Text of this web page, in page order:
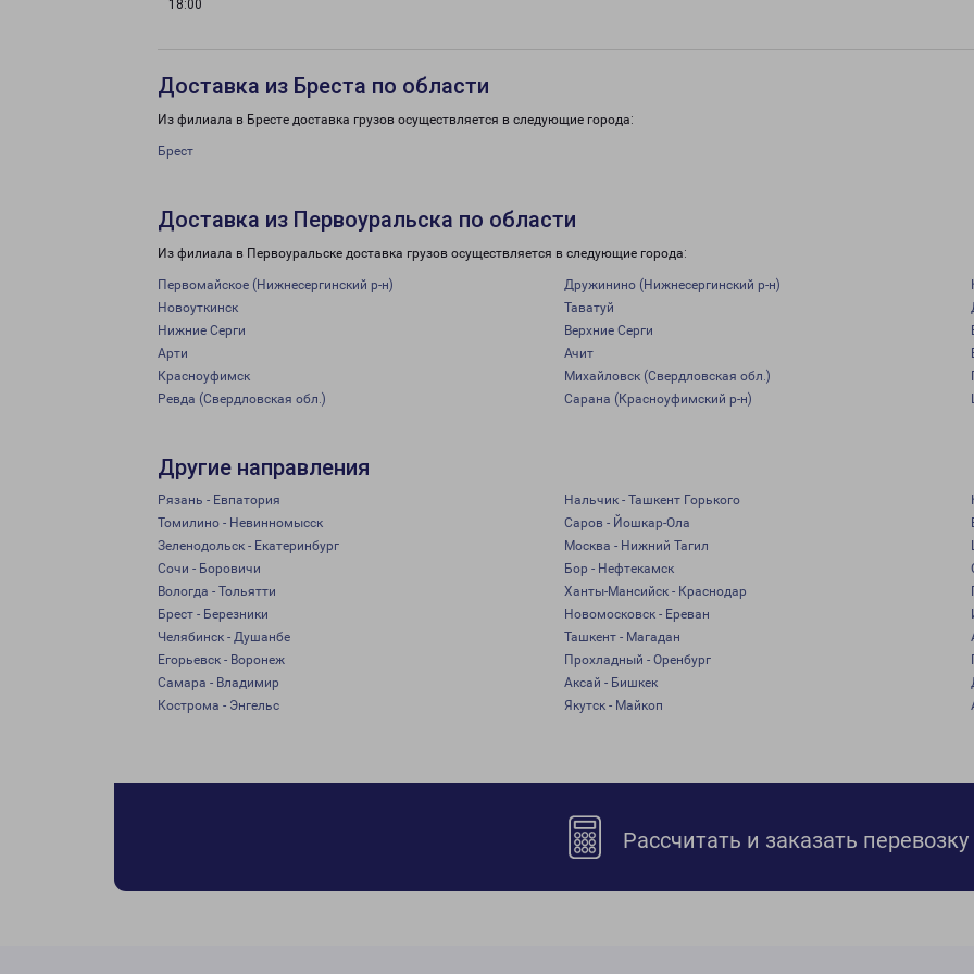
18:00
Доставка из Бреста по области
Из филиала в Бресте доставка грузов осуществляется в следующие города:
Брест
Доставка из Первоуральска по области
Из филиала в Первоуральске доставка грузов осуществляется в следующие города:
Первомайское (Нижнесергинский р-н) Дружинино (Нижнесергинский р-н)
Новоуткинск
Таватуй
Нижние Серги
Верхние Серги
Арти
Ачит
Красноуфимск
Михайловск (Свердловская обл.)
Ревда (Свердловская обл.)
Сарана (Красноуфимский р-н)
Другие направления
Рязань - Евпатория Нальчик - Ташкент Горького
Томилино - Невинномысск
Саров - Йошкар-Ола
Зеленодольск - Екатеринбург
Москва - Нижний Тагил
Сочи - Боровичи
Бор - Нефтекамск
Вологда - Тольятти
Ханты-Мансийск - Краснодар
Брест - Березники
Новомосковск - Ереван
Челябинск - Душанбе
Ташкент - Магадан
Егорьевск - Воронеж
Прохладный - Оренбург
Самара - Владимир
Аксай - Бишкек
Кострома - Энгельс
Якутск - Майкоп
Рассчитать и заказать перевозку